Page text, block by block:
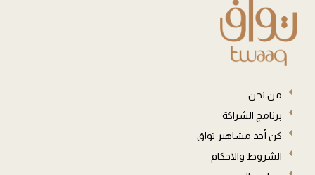
من نحن
برنامج الشراكة
كن أحد مشاهير تواق
الشروط والاحكام